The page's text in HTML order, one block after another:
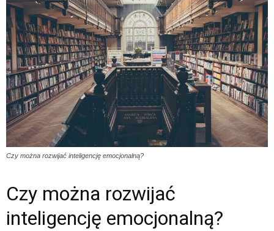
Czy można rozwijać inteligencję emocjonalną?
Czy można rozwijać
inteligencję emocjonalną?